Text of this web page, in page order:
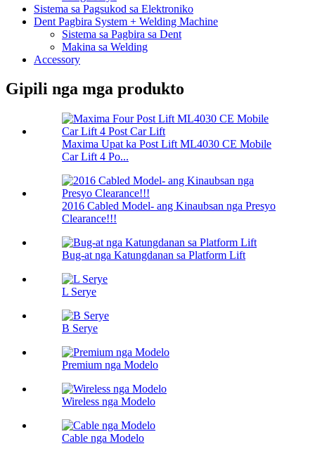
Sistema sa Pagsukod sa Elektroniko
Dent Pagbira System + Welding Machine
Sistema sa Pagbira sa Dent
Makina sa Welding
Accessory
Gipili nga mga produkto
Maxima Upat ka Post Lift ML4030 CE Mobile
Car Lift 4 Po...
2016 Cabled Model- ang Kinaubsan nga Presyo
Clearance!!!
Bug-at nga Katungdanan sa Platform Lift
L Serye
B Serye
Premium nga Modelo
Wireless nga Modelo
Cable nga Modelo